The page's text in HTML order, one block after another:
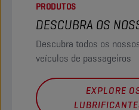
PRODUTOS
DESCUBRA OS
Descubra todos os
veículos de passageiros
EXPLORE